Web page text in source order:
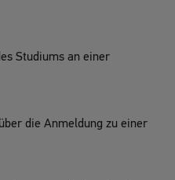
Studiums an einer
die Anmeldung zu einer